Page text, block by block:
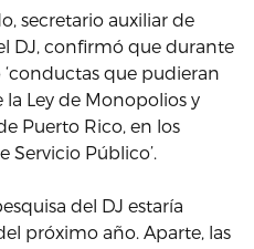
secretario auxiliar de
DJ, confirmó que durante
que pudieran
Ley de Monopolios y
Puerto Rico, en los
Servicio Público’.
del DJ estaría
próximo año. Aparte, las